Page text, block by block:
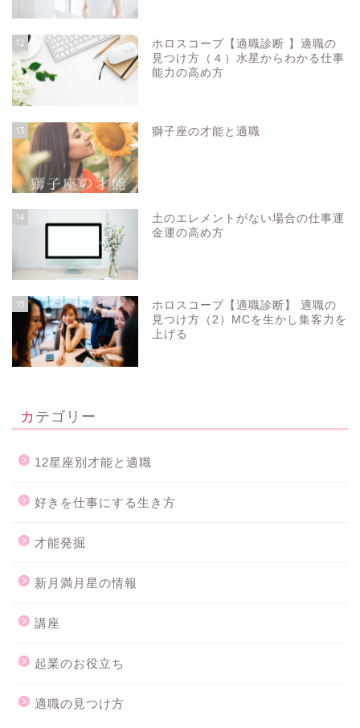
12
ホロスコープ【適職診断 】適職の
見つけ方（４）水星からわかる仕事
能力の高め方
13 獅子座の才能と適職
14
土のエレメントがない場合の仕事運
金運の高め方
15
ホロスコープ【適職診断】 適職の
見つけ方（2）MCを生かし集客力を
上げる
カテゴリー
12星座別才能と適職
好きを仕事にする生き方
才能発掘
新月満月星の情報
講座
起業のお役立ち
適職の見つけ方